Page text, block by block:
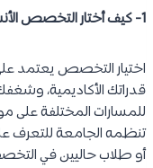
1- كيف أختار التخصص الأنسب لي في جامعة البحرين؟
اختيار التخصص يعتمد
قدراتك الأكاديمية،
للمسارات المختلفة على
تنظمه الجامعة للتعرف
أو طلاب حاليين في